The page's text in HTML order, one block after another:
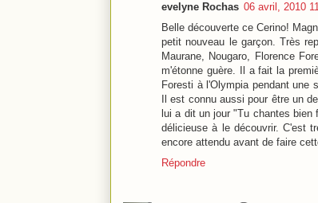
evelyne Rochas 06 avril, 2010
Belle découverte ce Cerino!
petit nouveau le garçon. Très
Maurane, Nougaro, Florence
m'étonne guère. Il a fait la
Foresti à l'Olympia pendant une
Il est connu aussi pour être un
lui a dit un jour "Tu chantes
délicieuse à le découvrir. C'est
encore attendu avant de faire
Répondre